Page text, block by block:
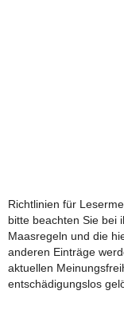
Richtlinien für
bitte beachten Sie bei
Maasregeln und die
anderen Einträge
aktuellen
entschädigungslos